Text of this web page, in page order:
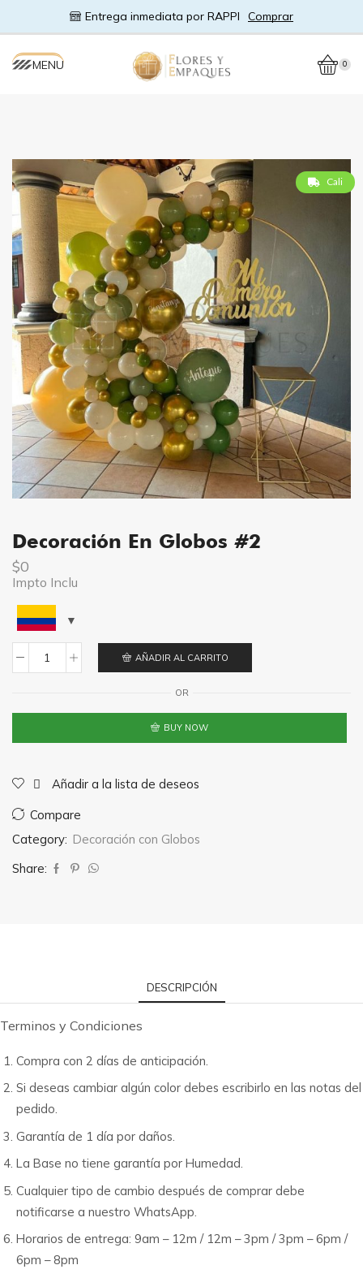
Entrega inmediata por RAPPI Comprar
MENU 0
Cali
Decoración En Globos #2
$0
Impto Inclu
Globos
AÑADIR AL CARRITO
OR
BUY NOW
Añadir a la lista de deseos
Compare
Category: Decoración con Globos
Share:
DESCRIPCIÓN
Terminos y Condiciones
Compra con 2 días de anticipación.
Si deseas cambiar algún color debes escribirlo en las notas del
pedido.
Garantía de 1 día por daños.
La Base no tiene garantía por Humedad.
Cualquier tipo de cambio después de comprar debe
notificarse a nuestro WhatsApp.
Horarios de entrega: 9am – 12m / 12m – 3pm / 3pm – 6pm /
6pm – 8pm